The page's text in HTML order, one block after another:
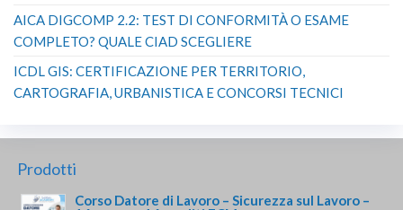
AICA DIGCOMP 2.2: TEST DI CONFORMITÀ O ESAME
COMPLETO? QUALE CIAD SCEGLIERE
ICDL GIS: CERTIFICAZIONE PER TERRITORIO,
CARTOGRAFIA, URBANISTICA E CONCORSI TECNICI
Prodotti
Corso Datore di Lavoro – Sicurezza sul Lavoro –